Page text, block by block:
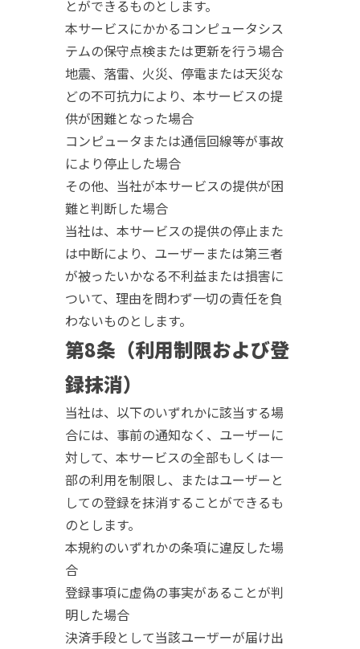
とができるものとします。
本サービスにかかるコンピュータシス
テムの保守点検または更新を行う場合
地震、落雷、火災、停電または天災な
どの不可抗力により、本サービスの提
供が困難となった場合
コンピュータまたは通信回線等が事故
により停止した場合
その他、当社が本サービスの提供が困
難と判断した場合
当社は、本サービスの提供の停止また
は中断により、ユーザーまたは第三者
が被ったいかなる不利益または損害に
ついて、理由を問わず一切の責任を負
わないものとします。
第8条（利用制限および登
録抹消）
当社は、以下のいずれかに該当する場
合には、事前の通知なく、ユーザーに
対して、本サービスの全部もしくは一
部の利用を制限し、またはユーザーと
しての登録を抹消することができるも
のとします。
本規約のいずれかの条項に違反した場
合
登録事項に虚偽の事実があることが判
明した場合
決済手段として当該ユーザーが届け出